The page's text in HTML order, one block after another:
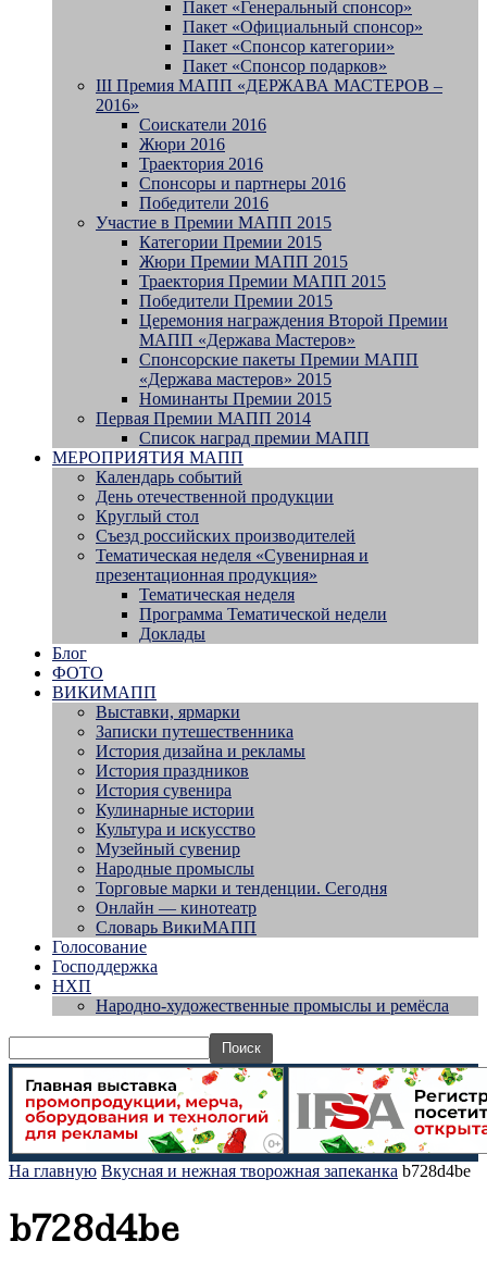
Пакет «Генеральный спонсор»
Пакет «Официальный спонсор»
Пакет «Спонсор категории»
Пакет «Спонсор подарков»
III Премия МАПП «ДЕРЖАВА МАСТЕРОВ –
2016»
Соискатели 2016
Жюри 2016
Траектория 2016
Спонсоры и партнеры 2016
Победители 2016
Участие в Премии МАПП 2015
Категории Премии 2015
Жюри Премии МАПП 2015
Траектория Премии МАПП 2015
Победители Премии 2015
Церемония награждения Второй Премии
МАПП «Держава Мастеров»
Спонсорские пакеты Премии МАПП
«Держава мастеров» 2015
Номинанты Премии 2015
Первая Премии МАПП 2014
Список наград премии МАПП
МЕРОПРИЯТИЯ МАПП
Календарь событий
День отечественной продукции
Круглый стол
Съезд российских производителей
Тематическая неделя «Сувенирная и
презентационная продукция»
Тематическая неделя
Программа Тематической недели
Доклады
Блог
ФОТО
ВИКИМАПП
Выставки, ярмарки
Записки путешественника
История дизайна и рекламы
История праздников
История сувенира
Кулинарные истории
Культура и искусство
Музейный сувенир
Народные промыслы
Торговые марки и тенденции. Сегодня
Онлайн — кинотеатр
Словарь ВикиМАПП
Голосование
Господдержка
НХП
Народно-художественные промыслы и ремёсла
На главную Вкусная и нежная творожная запеканка b728d4be
b728d4be